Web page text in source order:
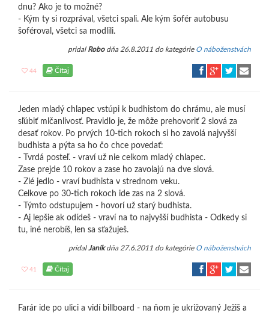
dnu? Ako je to možné?
- Kým ty si rozprával, všetci spali. Ale kým šofér autobusu
šoféroval, všetci sa modlili.
pridal Robodňa 26.8.2011 do kategórie O náboženstvách
44 Čítaj
Jeden mladý chlapec vstúpi k budhistom do chrámu, ale musí
sľúbiť mlčanlivosť. Pravidlo je, že môže prehovoriť 2 slová za
desať rokov. Po prvých 10-tich rokoch si ho zavolá najvyšší
budhista a pýta sa ho čo chce povedať:
- Tvrdá posteľ. - vraví už nie celkom mladý chlapec.
Zase prejde 10 rokov a zase ho zavolajú na dve slová.
- Zlé jedlo - vraví budhista v strednom veku.
Celkove po 30-tich rokoch ide zas na 2 slová.
- Týmto odstupujem - hovorí už starý budhista.
- Aj lepšie ak odídeš - vraví na to najvyšší budhista - Odkedy si
tu, iné nerobíš, len sa sťažuješ.
pridalJaníkdňa 27.6.2011 do kategórie O náboženstvách
41 Čítaj
Farár ide po ulici a vidí billboard - na ňom je ukrižovaný Ježiš a